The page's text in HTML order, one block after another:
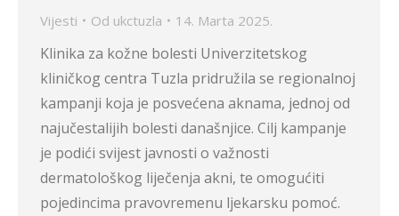
Vijesti Od ukctuzla 14. Marta 2025.
Klinika za kožne bolesti Univerzitetskog
kliničkog centra Tuzla pridružila se regionalnoj
kampanji koja je posvećena aknama, jednoj od
najučestalijih bolesti današnjice. Cilj kampanje
je podići svijest javnosti o važnosti
dermatološkog liječenja akni, te omogućiti
pojedincima pravovremenu ljekarsku pomoć.